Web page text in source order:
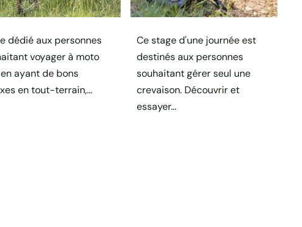
dédié aux personnes
voyager à moto
ayant de bons
en tout-terrain,…
Ce stage d'une journée est
destinés aux personnes
souhaitant gérer seul une
crevaison. Découvrir et
essayer…